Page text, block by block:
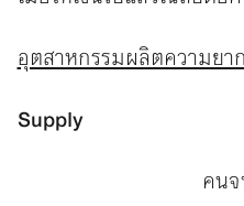
อุตสาหกรรมผลิตความย
คน